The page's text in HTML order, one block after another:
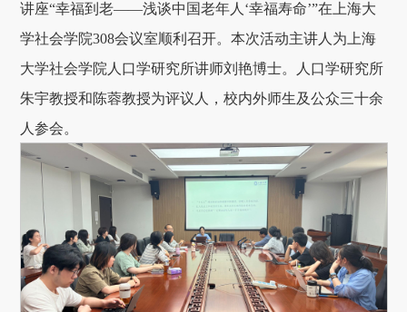
讲座“幸福到老——浅谈中国老年人‘幸福寿命’”在上海大
学社会学院308会议室顺利召开。本次活动主讲人为上海
大学社会学院人口学研究所讲师刘艳博士。人口学研究所
朱宇教授和陈蓉教授为评议人，校内外师生及公众三十余
人参会。